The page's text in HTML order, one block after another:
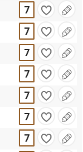
7
7
7
7
7
7
7